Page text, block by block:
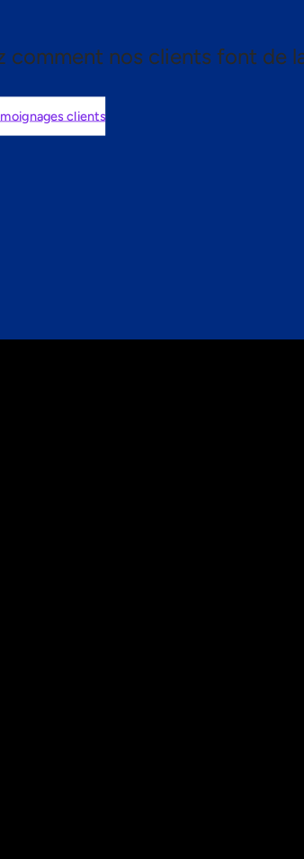
comment nos clients font de
clients